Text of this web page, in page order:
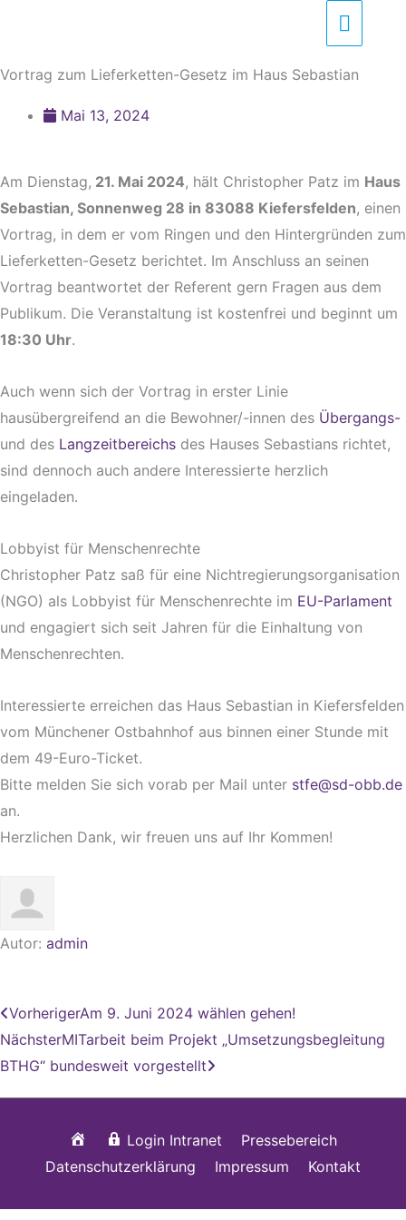
springen
Vortrag zum Lieferketten-Gesetz im Haus Sebastian
Mai 13, 2024
Am Dienstag, 21. Mai 2024, hält Christopher Patz im Haus
Sebastian, Sonnenweg 28 in 83088 Kiefersfelden, einen
Vortrag, in dem er vom Ringen und den Hintergründen zum
Lieferketten-Gesetz berichtet. Im Anschluss an seinen
Vortrag beantwortet der Referent gern Fragen aus dem
Publikum. Die Veranstaltung ist kostenfrei und beginnt um
18:30 Uhr.
Auch wenn sich der Vortrag in erster Linie
hausübergreifend an die Bewohner/-innen des Übergangs-
und des Langzeitbereichs des Hauses Sebastians richtet,
sind dennoch auch andere Interessierte herzlich
eingeladen.
Lobbyist für Menschenrechte
Christopher Patz saß für eine Nichtregierungsorganisation
(NGO) als Lobbyist für Menschenrechte im EU-Parlament
und engagiert sich seit Jahren für die Einhaltung von
Menschenrechten.
Interessierte erreichen das Haus Sebastian in Kiefersfelden
vom Münchener Ostbahnhof aus binnen einer Stunde mit
dem 49-Euro-Ticket.
Bitte melden Sie sich vorab per Mail unter stfe@sd-obb.de
an.
Herzlichen Dank, wir freuen uns auf Ihr Kommen!
Autor: admin
Zurück
VorherigerAm 9. Juni 2024 wählen gehen!
NächsterMITarbeit beim Projekt „Umsetzungsbegleitung
BTHG“ bundesweit vorgestellt
Nächster
StartseiteLogin Intranet
Pressebereich
Datenschutzerklärung
Impressum Kontakt